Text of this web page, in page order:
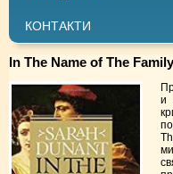
КОНТАКТИ
In The Name of The Family
и